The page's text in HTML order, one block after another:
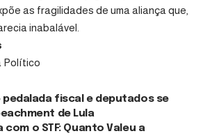
as fragilidades de uma aliança que,
inabalável.
Político
pedalada fiscal e deputados se
de Lula
com o STF: Quanto Valeu a